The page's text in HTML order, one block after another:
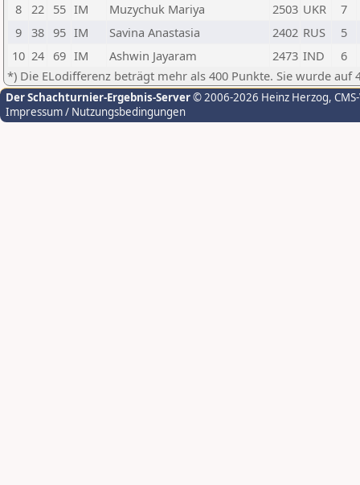
8
22 55 IM Muzychuk Mariya 2503 UKR
7
9
38 95 IM Savina Anastasia 2402 RUS
5
10 24 69 IM Ashwin Jayaram 2473 IND
6
*) Die ELodifferenz beträgt mehr als 400 Punkte. Sie wurde auf
Der Schachturnier-Ergebnis-Server© 2006-2026 Heinz Herzog,
Impressum / Nutzungsbedingungen